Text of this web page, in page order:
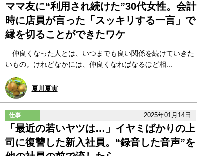
ママ友に“利用され続けた”30代女性。会計
時に店員が言った「スッキリする一言」で
縁を切ることができたワケ
仲良くなった人とは、いつまでも良い関係を続けていきた
いもの。けれどなかには、仲良くなればなるほど相...
夏川夏実
仕事 2025年01月14日
「最近の若いヤツは…」イヤミばかりの上
司に復讐した新入社員。“録音した音声”を